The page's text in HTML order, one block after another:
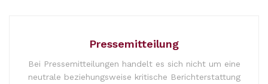
Pressemitteilung
Bei Pressemitteilungen handelt es sich nicht um eine
neutrale beziehungsweise kritische Berichterstattung